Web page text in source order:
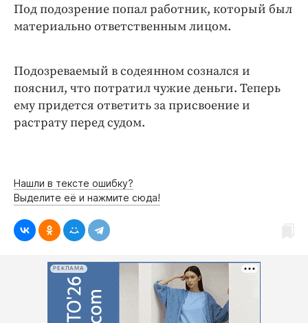
Бренд года
Под подозрение попал работник, который был
материально ответственным лицом.
Подозреваемый в содеянном сознался и
пояснил, что потратил чужие деньги. Теперь
ему придется ответить за присвоение и
растрату перед судом.
Нашли в тексте ошибку?
Выделите её и нажмите сюда!
РЕКЛАМА